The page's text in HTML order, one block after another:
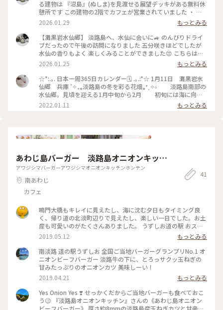
る建物は 『沼島』(ぬしま)を見渡せる展望デッキがある無料休
憩所です この建物の2階でカフェが営業されていました ・ カ
ウンターに並べられていた水仙モチーフの和菓子にロックオン
🤩✨即お買い上げ！ 店を出ると早々と容器のキャップを取っ
て、水仙たちと記念撮影です📸 南あわじ市の『御菓子司 栄
堂』さんとのコラボ和菓子「水仙」💖 BASE COFFEEさんご自
慢の珈琲豆を使った 珈琲あんとミルクあんで作られた練り切
りは ふんわりとカフェオレのような香りがしました 私は単品
で購入したのですが コーヒーとのペアリングも絶対合うや
つ〜❣️ ・ グァテマラ、エチオピア、ケニアなどから直輸入され
た珈琲豆を使用されていて 数種類のコーヒーのテイスティン
グもさせてくださるようでした☕️ 次の予定があったので カフ
ェでゆっくりできなかったのが 後々、思い返すと残念に感じ
てきました〜😚 ・ 灘黒岩水仙郷は 令和7年度より通年営業を
ことができました☺️ #開運旅 #水仙 #淡路島 #ことりっぷ兵庫 #
アフォガード や #コーヒーゼリー も あって#コーヒー好
きさんにオススメのカフェ でした🤎 ⚠︎投稿写真5枚目は、南あ
わじ市のHPより 拝借いたしました🙇‍♀️
2026.01.29
もっとみる
【灘黒岩水仙郷】 淡路島へ、水仙に会いに🚙 のんびりドライ
ブだったので午後の訪問になりました 五分咲きほどでしたが
水仙の香りもよく 楽しくみることができました😍 こちらは東
向きの斜面なので 花に陽の光が当たる午前中がオススメだそ
うです📸 無料で入園できました🤗 #開運旅 #灘黒岩水仙郷 #淡
路島 #ことりっぷ兵庫 #水仙 #国生みの島
2026.01.25
もっとみる
☆*:.｡. 日本一周365日カレンダー🗓 .｡.:*☆ 1月11日 灘黒岩水
仙郷 兵庫 ˚✧₊⁎淡路島の冬を彩る花畑⁎⁺˳✧༚ 淡路島南部の
水仙郷。見頃を迎える1月中旬から2月 初旬には海に向か
う7haの急斜面に500万本にも 及ぶ水仙が揺れ、海風に乗
って甘く爽やかな香りが 漂う。 まだ寒い1月〜2月、淡路
路島#水仙郷
2022.01.11 もっとみる
あわじ島バーガー 淡路島オニオンキッチ
ン 本店
アワジシマバーガーアワジシマオニオンキッチンホンテン
南あわじ
カフェ
41
鳴門大橋もキレイに見えたし、海に沈む夕日もタイミング良
く、帰り道の北淡町辺りで見えたし、楽しい一日でした。お土
産も可愛いのがたくさんありました。 うずしお道の駅 おスス
メです。
2019.05.12
もっとみる
南淡路 道の駅うずしお 全国ご当地バーガーグランプリNo.1 オ
ニオンビーフバーガー 淡路牛の下に、とろっサクッ玉ねぎの
甘みたっぷりのオニオンカツ 美味しーい！
2019.04.21
もっとみる
Yes Onion Yes ❣️ せっかくだからご当地バーガーも食べておこ
う😉 『淡路島オニオンキッチン』さんの《あわじ島オニオン
ビーフバーガー》 厚さ約8mmの淡路島産玉ねぎカツと甘辛く